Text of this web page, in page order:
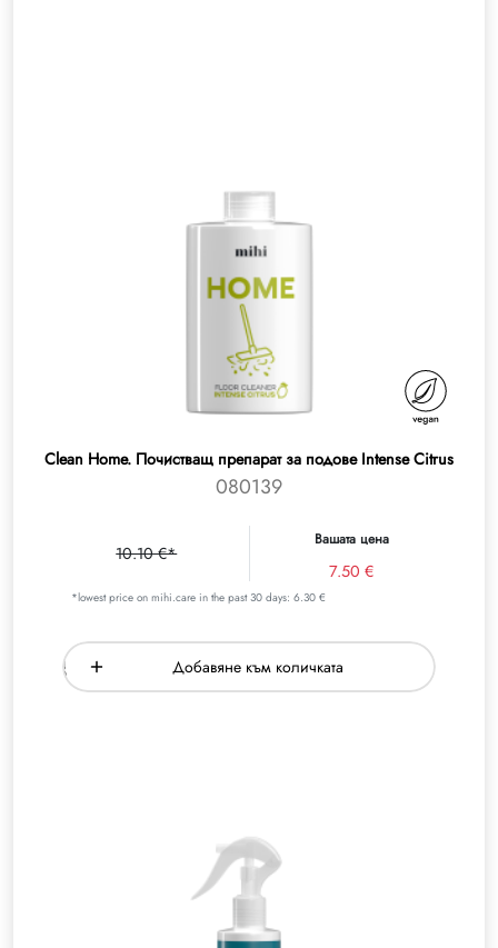
Clean Home. Почистващ препарат за подове Intense Citrus
080139
10.10 €*
Вашата цена
7.50 €
*lowest price on mihi.care in the past 30 days: 6.30 €
Добавяне към количката